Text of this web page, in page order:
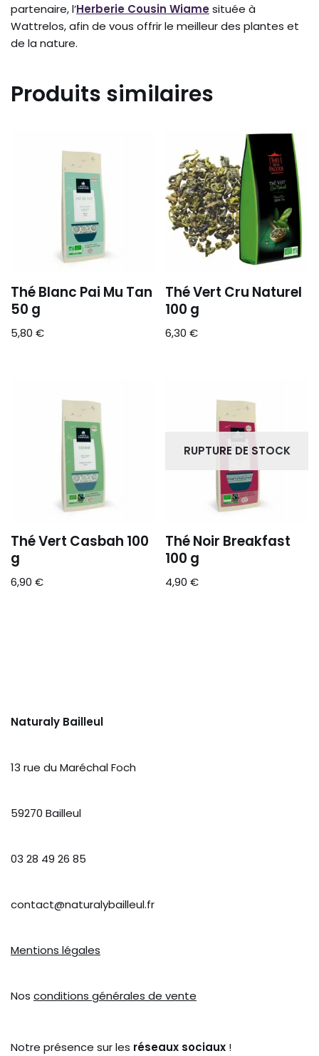
partenaire, l’Herberie Cousin Wiamesituée à
Wattrelos, afin de vous offrir le meilleur des plantes et
de la nature.
Produits similaires
Thé Blanc Pai Mu Tan
50 g
5,80 €
Thé Vert Cru Naturel
100 g
6,30€
Thé Vert Casbah 100
g
6,90 €
RUPTURE DE STOCK
Thé Noir Breakfast
100 g
4,90€
Naturaly Bailleul
13 rue du Maréchal Foch
59270 Bailleul
03 28 49 26 85
contact@naturalybailleul.fr
Mentions légales
Nos conditions générales de vente
Notre présence sur les réseaux sociaux !